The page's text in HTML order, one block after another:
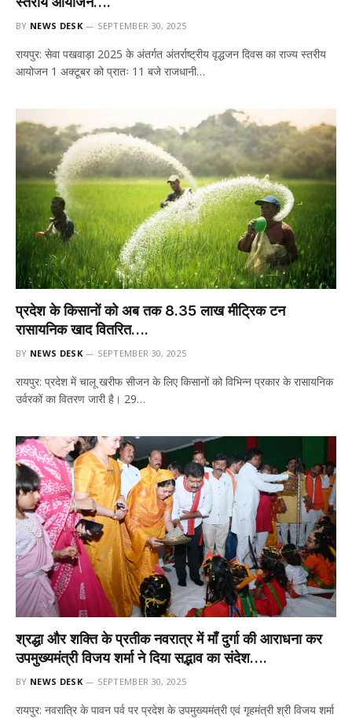
BY NEWS DESK SEPTEMBER 30, 2025
रायपुर: सेवा पखवाड़ा 2025 के अंतर्गत अंतर्राष्ट्रीय वृद्धजन दिवस का राज्य स्तरीय
आयोजन 1 अक्टूबर को प्रातः 11 बजे राजधानी…
प्रदेश के किसानों को अब तक 8.35 लाख मीट्रिक टन
रासायनिक खाद वितरित….
BY NEWS DESK SEPTEMBER 30, 2025
रायपुर: प्रदेश में चालू खरीफ सीजन के लिए किसानों को विभिन्न प्रकार के रासायनिक
उर्वरकों का वितरण जारी है। 29…
श्रद्धा और शक्ति के प्रतीक नवरात्र में माँ दुर्गा की आराधना कर
उपमुख्यमंत्री विजय शर्मा ने दिया सद्भाव का संदेश….
BY NEWS DESK SEPTEMBER 30, 2025
रायपुर: नवरात्रि के पावन पर्व पर प्रदेश के उपमुख्यमंत्री एवं गृहमंत्री श्री विजय शर्मा